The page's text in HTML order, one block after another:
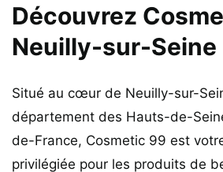
Découvrez
Neuilly-sur-Seine
Situé au cœur de Neuilly-sur-
département des Hauts-de-
de-France, Cosmetic 99 est
privilégiée pour les produits de